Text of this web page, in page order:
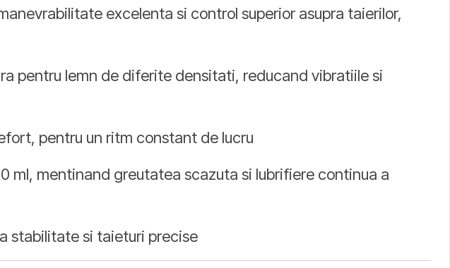
excelenta si control superior asupra taierilor,
pentru lemn de diferite densitati, reducand vibratiile si
pentru un ritm constant de lucru
ml, mentinand greutatea scazuta si lubrifiere continua a
stabilitate si taieturi precise